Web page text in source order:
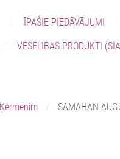
ĪPAŠIE PIEDĀVĀJUMI
VESELĪBAS PRODUKTI
Ķermenim SAMAHAN